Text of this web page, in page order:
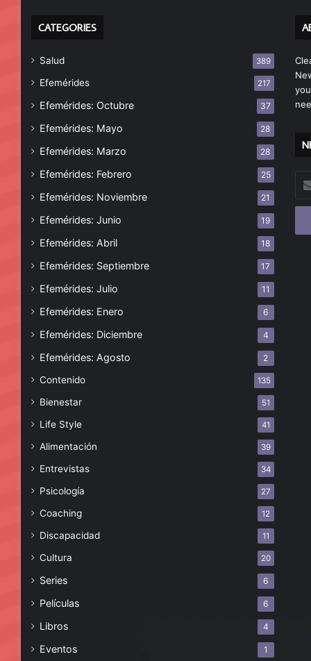
CATEGORIES
Salud 389
Efemérides 217
Efemérides: Octubre 37
Efemérides: Mayo 28
Efemérides: Marzo 28
Efemérides: Febrero 25
Efemérides: Noviembre 21
Efemérides: Junio 19
Efemérides: Abril 18
Efemérides: Septiembre 17
Efemérides: Julio 11
Efemérides: Enero 6
Efemérides: Diciembre 4
Efemérides: Agosto 2
Contenido 135
Bienestar 51
Life Style 41
Alimentación 39
Entrevistas 34
Psicología 27
Coaching 12
Discapacidad 11
Cultura 20
Series 6
Películas 6
Libros 4
Eventos 1
tu